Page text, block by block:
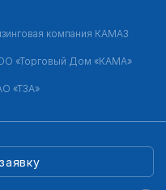
компания КАМАЗ
«Торговый Дом «КАМА»
«ТЗА»